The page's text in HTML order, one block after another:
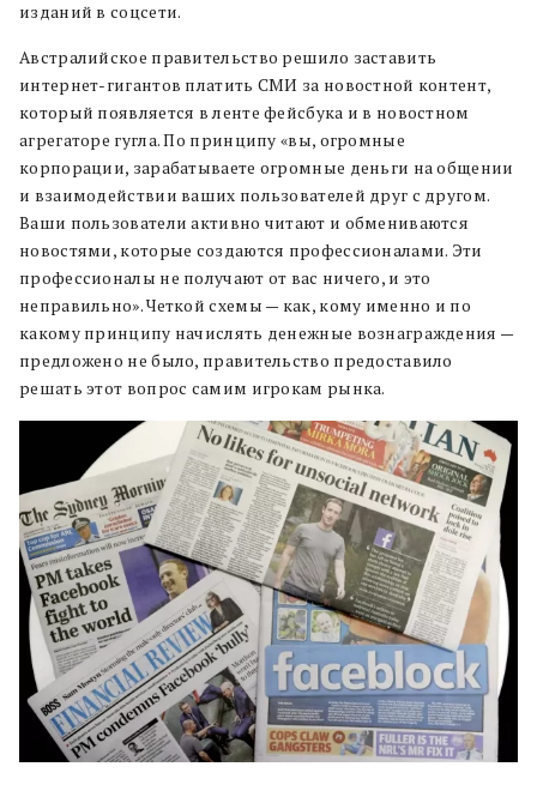
изданий в соцсети.
Австралийское правительство решило заставить
интернет-гигантов платить СМИ за новостной контент,
который появляется в ленте фейсбука и в новостном
агрегаторе гугла. По принципу «вы, огромные
корпорации, зарабатываете огромные деньги на общении
и взаимодействии ваших пользователей друг с другом.
Ваши пользователи активно читают и обмениваются
новостями, которые создаются профессионалами. Эти
профессионалы не получают от вас ничего, и это
неправильно». Четкой схемы — как, кому именно и по
какому принципу начислять денежные вознаграждения —
предложено не было, правительство предоставило
решать этот вопрос самим игрокам рынка.